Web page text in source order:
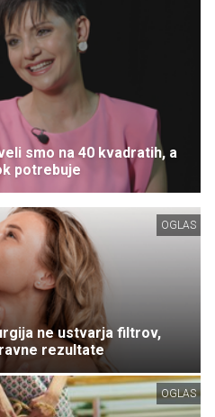
smo na 40 kvadratih, a
potrebuje
OGLAS
ne ustvarja filtrov,
rezultate
OGLAS